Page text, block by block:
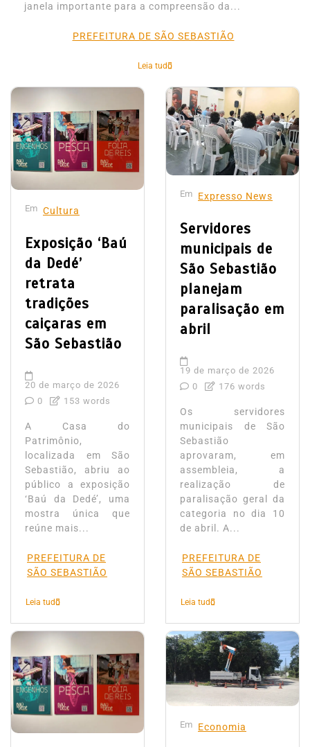
janela importante para a compreensão da...
PREFEITURA DE SÃO SEBASTIÃO
Leia tudo
Em Cultura
Exposição ‘Baú
da Dedé’
retrata
tradições
caiçaras em
São Sebastião
20 de março de 2026
0
153 words
A Casa do
Patrimônio,
localizada em São
Sebastião, abriu ao
público a exposição
‘Baú da Dedé’, uma
mostra única que
reúne mais...
PREFEITURA DE
SÃO SEBASTIÃO
Leia tudo
Em Expresso News
Servidores
municipais de
São Sebastião
planejam
paralisação em
abril
19 de março de 2026
0
176 words
Os servidores
municipais de São
Sebastião
aprovaram, em
assembleia, a
realização de
paralisação geral da
categoria no dia 10
de abril. A...
PREFEITURA DE
SÃO SEBASTIÃO
Leia tudo
Em Economia